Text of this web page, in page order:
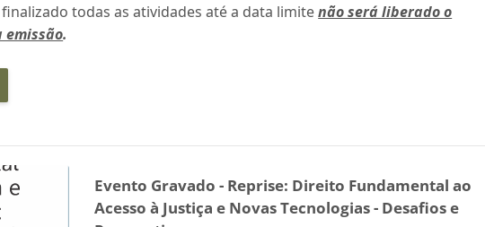
todas as atividades até a data limitenão será liberado o
.
Evento Gravado - Reprise: Direito Fundamental ao
Acesso à Justiça e Novas Tecnologias - Desafios e